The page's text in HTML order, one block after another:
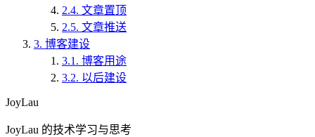
2.4. 文章置顶
2.5. 文章推送
3. 博客建设
3.1. 博客用途
3.2. 以后建设
JoyLau
JoyLau 的技术学习与思考